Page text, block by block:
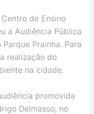
de Ensino
a Audiência Pública
Prainha. Para
realização do
na cidade.
promovida
Delmasso, no